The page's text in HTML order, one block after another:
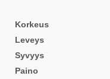
Korkeus
Leveys
Syvyys
Paino